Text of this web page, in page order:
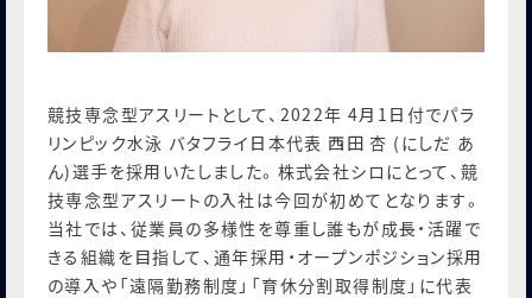
会社概要
お問い合わせ
ONLINE STORE
みんなの工場
MAISON SHIRO
競技専念型アスリートとして、2022年 4⽉1⽇付でパラ
リンピック⽔泳 バタフライ⽇本代表 ⻄⽥ 杏 (にしだ あ
ん)選⼿を採⽤いたしました。株式会社シロにとって、競
技専念型アスリートの⼊社は今回が初めてとなります。
当社では、従業員の多様性を尊重し誰もが成⻑・活躍で
きる組織を⽬指して、通年採⽤・オープンポジション採⽤
の導⼊や「遠隔勤務制度」「育休分割取得制度」に代表